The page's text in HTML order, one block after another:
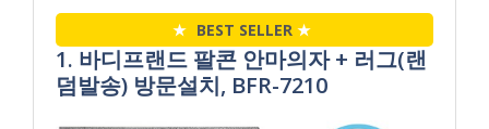
★ BEST SELLER ★
1. 바디프랜드 팔콘 안마의자 + 러그(랜
덤발송) 방문설치, BFR-7210